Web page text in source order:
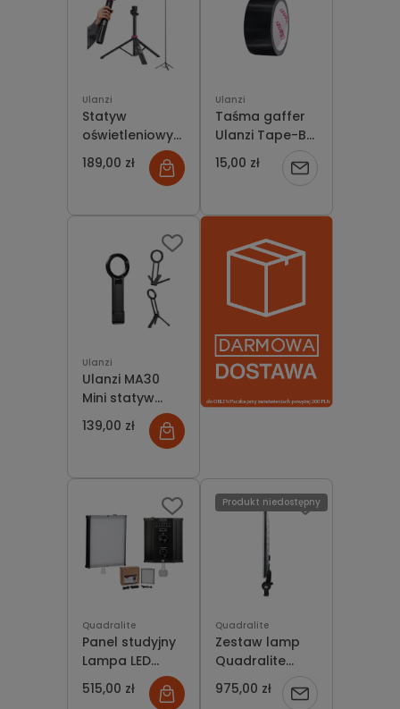
Ulanzi
Statyw
oświetleniowy
Ulanzi MT-89
189,00 zł
Ulanzi
Taśma gaffer
Ulanzi Tape-B
10m [czarna]
15,00 zł
Powiadom
dostępności
Ulanzi
Ulanzi MA30
Mini statyw
MagSafe do
telefonu iPhone
139,00 zł
Quadralite
Panel studyjny
Lampa LED
Quadralite
Talia 300 RGB
515,00 zł
Quadralite
Zestaw lamp
Quadralite
Thea 450 LED
Panel Kit Basic
975,00 zł
Produkt niedostępny
Powiadom